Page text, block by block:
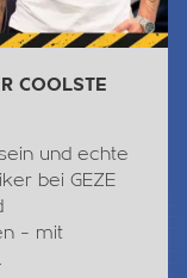
COOLSTE
und echte
bei GEZE
– mit